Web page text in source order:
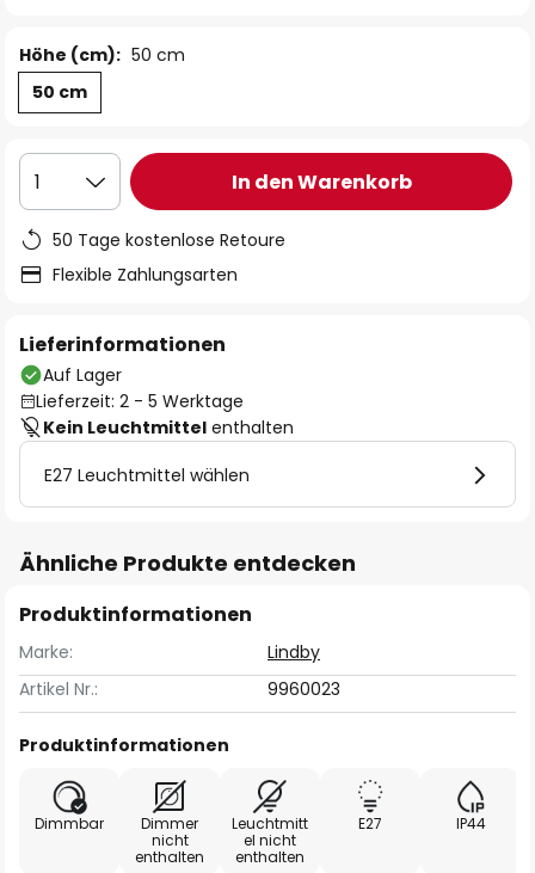
Höhe (cm): 50 cm
50 cm
1 In den Warenkorb
50 Tage kostenlose Retoure
Flexible Zahlungsarten
Lieferinformationen
Auf Lager
Lieferzeit: 2 - 5 Werktage
Kein Leuchtmittel enthalten
E27 Leuchtmittel wählen
Ähnliche Produkte entdecken
Produktinformationen
Marke:
Lindby
Artikel Nr.:
9960023
Produktinformationen
Dimmbar
Dimmer
nicht
enthalten
Leuchtmitt
el nicht
enthalten
E27 IP44